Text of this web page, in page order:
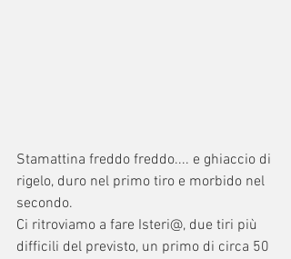
Stamattina freddo freddo.... e ghiaccio di
rigelo, duro nel primo tiro e morbido nel
secondo.
Ci ritroviamo a fare Isteri@, due tiri più
difficili del previsto, un primo di circa 50